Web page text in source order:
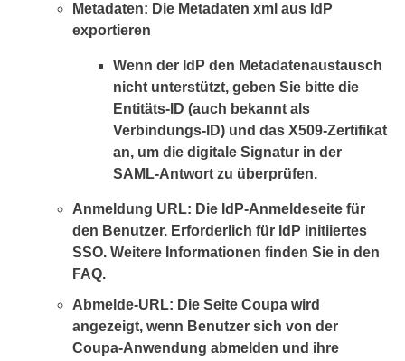
Metadaten: Die Metadaten xml aus IdP
exportieren
Wenn der IdP den Metadatenaustausch
nicht unterstützt, geben Sie bitte die
Entitäts-ID (auch bekannt als
Verbindungs-ID) und das X509-Zertifikat
an, um die digitale Signatur in der
SAML-Antwort zu überprüfen.
Anmeldung URL: Die IdP-Anmeldeseite für
den Benutzer. Erforderlich für IdP initiiertes
SSO. Weitere Informationen finden Sie in den
FAQ.
Abmelde-URL: Die Seite Coupa wird
angezeigt, wenn Benutzer sich von der
Coupa-Anwendung abmelden und ihre